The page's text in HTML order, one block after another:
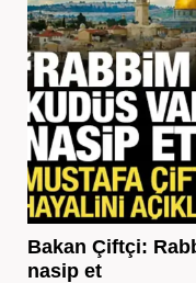
Bakan Çiftçi:
nasip et